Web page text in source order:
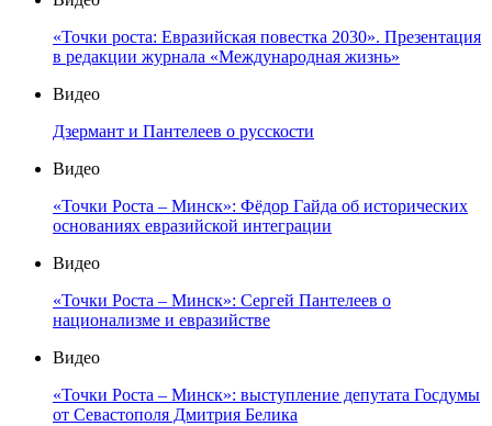
«Точки роста: Евразийская повестка 2030». Презентация
в редакции журнала «Международная жизнь»
Видео
Дзермант и Пантелеев о русскости
Видео
«Точки Роста – Минск»: Фёдор Гайда об исторических
основаниях евразийской интеграции
Видео
«Точки Роста – Минск»: Сергей Пантелеев о
национализме и евразийстве
Видео
«Точки Роста – Минск»: выступление депутата Госдумы
от Севастополя Дмитрия Белика